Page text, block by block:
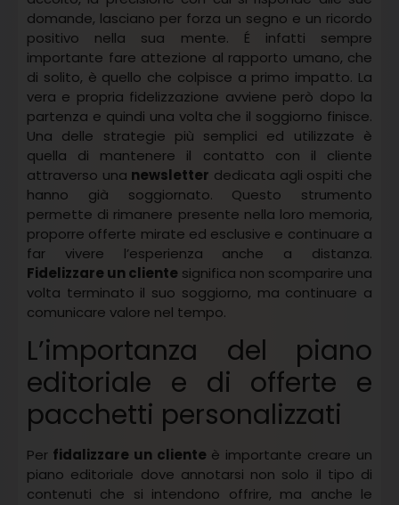
domande, lasciano per forza un segno e un ricordo
positivo nella sua mente. É infatti sempre
importante fare attezione al rapporto umano, che
di solito, è quello che colpisce a primo impatto. La
vera e propria fidelizzazione avviene però dopo la
partenza e quindi una volta che il soggiorno finisce.
Una delle strategie più semplici ed utilizzate è
quella di mantenere il contatto con il cliente
attraverso una newsletter dedicata agli ospiti che
hanno già soggiornato. Questo strumento
permette di rimanere presente nella loro memoria,
proporre offerte mirate ed esclusive e continuare a
far vivere l’esperienza anche a distanza.
Fidelizzare un cliente significa non scomparire una
volta terminato il suo soggiorno, ma continuare a
comunicare valore nel tempo.
L’importanza del piano
editoriale e di offerte e
pacchetti personalizzati
Per fidalizzare un clienteè importante creare un
piano editoriale dove annotarsi non solo il tipo di
contenuti che si intendono offrire, ma anche le